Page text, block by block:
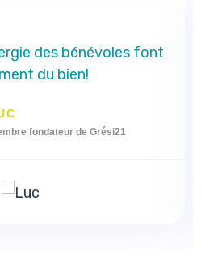
des bénévoles font
du bien!
fondateur de Grési21